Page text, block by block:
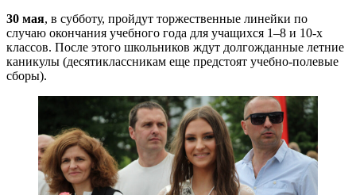
30 мая, в субботу, пройдут торжественные линейки по
случаю окончания учебного года для учащихся 1–8 и 10-х
классов. После этого школьников ждут долгожданные летние
каникулы (десятиклассникам еще предстоят учебно-полевые
сборы).